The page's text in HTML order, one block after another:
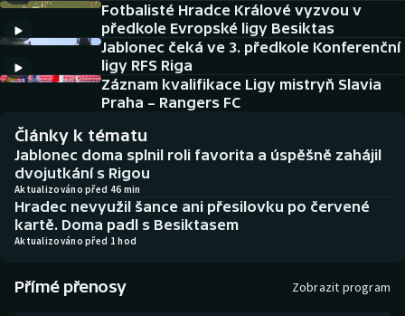
DALŠÍ SPORTY
Americký fotbal
Baseball a softbal
Basketbal
Biatlon
Boby a skeleton
Box
NEPŘEHLÉDNĚTE
Historické návraty
Aplikace ČT sport
AZ kvíz
Fotbalisté Hradce Králové vyzvou v
předkole Evropské ligy Besiktas
Jablonec čeká ve 3. předkole Konferenční
ligy RFS Riga
Záznam kvalifikace Ligy mistryň Slavia
Praha – Rangers FC
Články k tématu
Jablonec doma splnil roli favorita a úspěšně zahájil
dvojutkání s Rigou
Aktualizováno před 46 min
Hradec nevyužil šance ani přesilovku po červené
kartě. Doma padl s Besiktasem
Aktualizováno před 1 hod
Přímé přenosy Zobrazit program